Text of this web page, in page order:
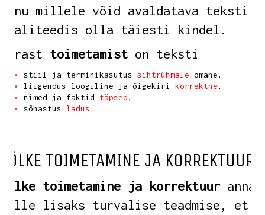
tänu millele võid avaldatava teksti
kvaliteedis olla täiesti kindel.
Pärast toimetamist on teksti
stiil ja terminikasutus sihtrühmale omane,
liigendus loogiline ja õigekiri korrektne,
nimed ja faktid täpsed,
sõnastus ladus .
TÕLKE TOIMETAMINE JA KORREKTUUR
Tõlke toimetamine ja korrektuur annab
sulle lisaks turvalise teadmise, et